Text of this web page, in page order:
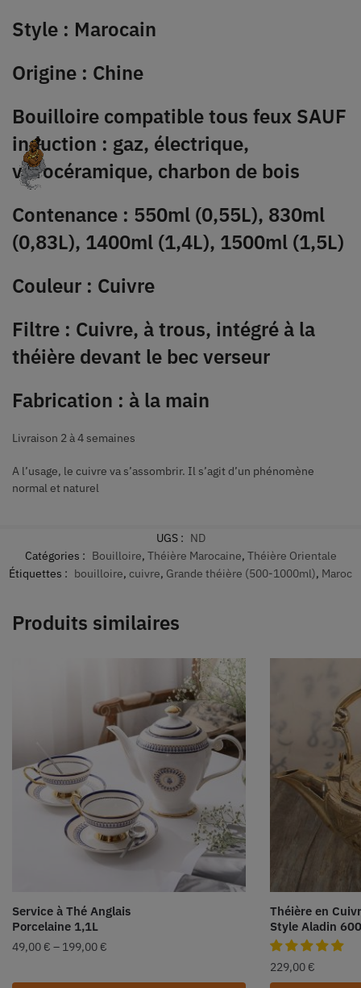
Style : Marocain
Origine : Chine
Bouilloire compatible tous feux SAUF
induction : gaz, électrique,
vitrocéramique, charbon de bois
Contenance : 550ml (0,55L), 830ml
(0,83L), 1400ml (1,4L), 1500ml (1,5L)
Couleur : Cuivre
Filtre : Cuivre, à trous, intégré à la
théière devant le bec verseur
Fabrication : à la main
Livraison 2 à 4 semaines
A l’usage, le cuivre va s’assombrir. Il s’agit d’un phénomène
normal et naturel
UGS : ND
Catégories : Bouilloire, Théière Marocaine, Théière Orientale
Étiquettes : bouilloire, cuivre, Grande théière (500-1000ml), Maroc
Produits similaires
Service à Thé Anglais
Porcelaine 1,1L
49,00 € – 199,00 €
Théière en
Style Aladin
229,00 €